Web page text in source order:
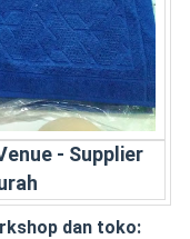
- Supplier
dan toko: